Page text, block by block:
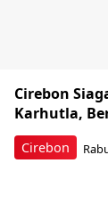
Cirebon
Cirebon
Karhutla,